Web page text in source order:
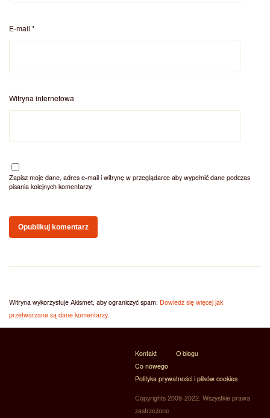
E-mail *
Witryna internetowa
Zapisz moje dane, adres e-mail i witrynę w przeglądarce aby wypełnić dane podczas
pisania kolejnych komentarzy.
Witryna wykorzystuje Akismet, aby ograniczyć spam. Dowiedz się więcej jak
przetwarzane są dane komentarzy.
Kontakt
O blogu
Co nowego
Polityka prywatności i plików cookies
Copyrights 2009-2022. Wszystkie prawa
zastrzeżone